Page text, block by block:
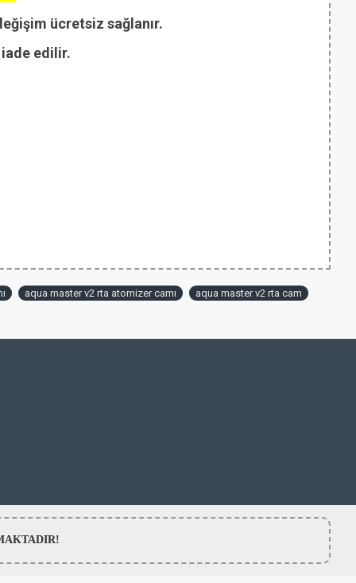
ücretsiz sağlanır.
edilir.
aqua master v2 rta atomizer camı aqua master v2 rta cam